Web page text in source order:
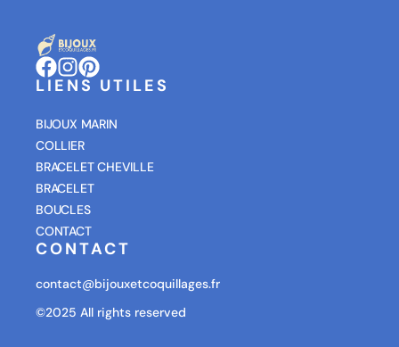
LIENS UTILES
BIJOUX MARIN
COLLIER
BRACELET CHEVILLE
BRACELET
BOUCLES
CONTACT
CONTACT
contact@bijouxetcoquillages.fr
©2025 All rights reserved